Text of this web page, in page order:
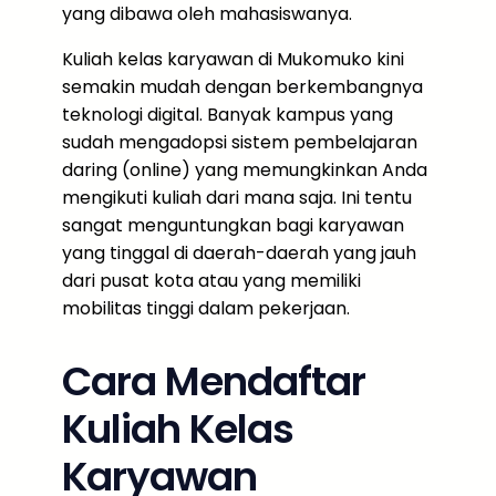
yang dibawa oleh mahasiswanya.
Kuliah kelas karyawan di Mukomuko kini
semakin mudah dengan berkembangnya
teknologi digital. Banyak kampus yang
sudah mengadopsi sistem pembelajaran
daring (online) yang memungkinkan Anda
mengikuti kuliah dari mana saja. Ini tentu
sangat menguntungkan bagi karyawan
yang tinggal di daerah-daerah yang jauh
dari pusat kota atau yang memiliki
mobilitas tinggi dalam pekerjaan.
Cara Mendaftar
Kuliah Kelas
Karyawan